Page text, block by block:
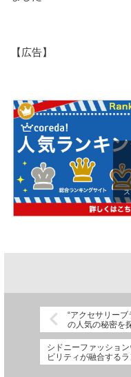
【広告】
“アクセサリー
の人気の秘密を
シドニーファッショ
ビリティが融合する